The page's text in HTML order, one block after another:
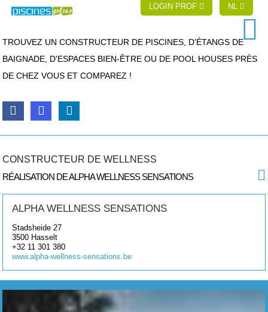
LOGIN PROF NL
TROUVEZ UN CONSTRUCTEUR DE PISCINES, D'ÉTANGS DE
BAIGNADE, D'ESPACES BIEN-ÊTRE OU DE POOL HOUSES PRÈS
DE CHEZ VOUS ET COMPAREZ !
CONSTRUCTEUR DE WELLNESS
RÉALISATION DE ALPHA WELLNESS SENSATIONS
ALPHA WELLNESS SENSATIONS
Stadsheide 27
3500 Hasselt
+32 11 301 380
www.alpha-wellness-sensations.be